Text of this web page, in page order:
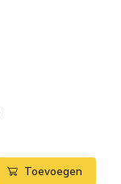
Toevoegen